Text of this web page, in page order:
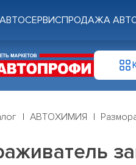
АВТОСЕРВИСПРОДАЖА
АВТОХИМИЯ